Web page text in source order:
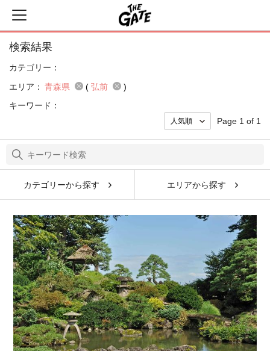
検索結果
カテゴリー：
エリア： 青森県 ( 弘前
)
キーワード：
Page 1 of 1
カテゴリーから探す エリアから探す